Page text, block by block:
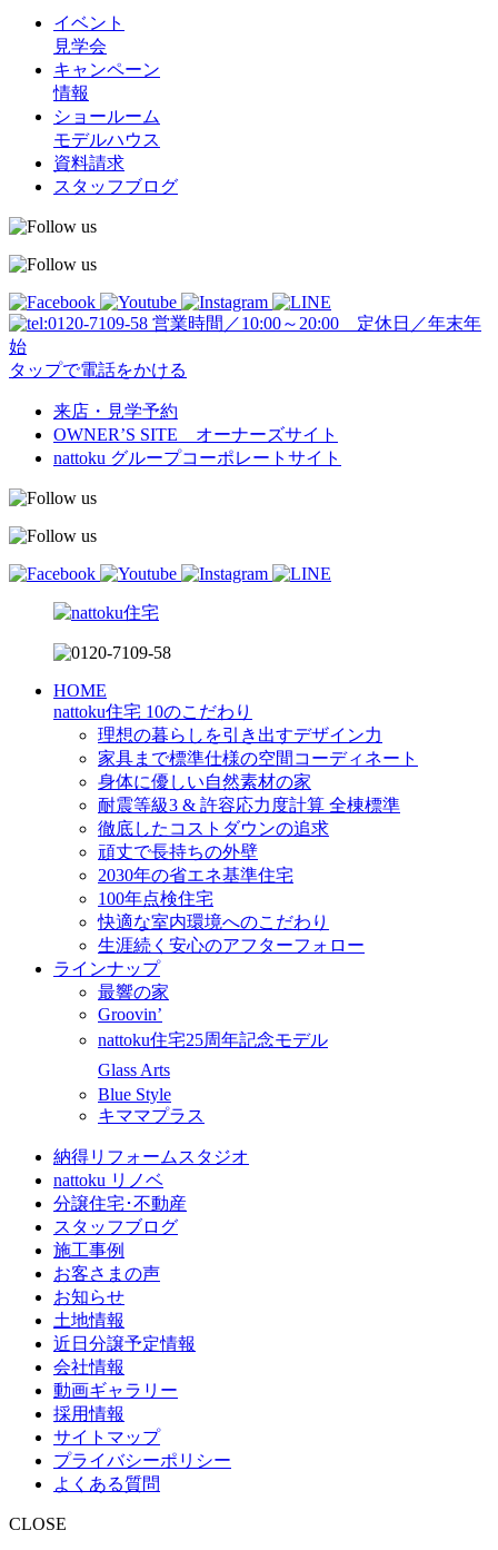
イベント
見学会
キャンペーン
情報
ショールーム
モデルハウス
資料請求
スタッフブログ
営業時間／10:00～20:00 定休日／年末年
始
タップで電話をかける
来店・見学予約
OWNER’S SITE オーナーズサイト
nattoku グループコーポレートサイト
HOME
nattoku住宅 10のこだわり
理想の暮らしを引き出すデザイン力
家具まで標準仕様の空間コーディネート
身体に優しい自然素材の家
耐震等級3 & 許容応力度計算 全棟標準
徹底したコストダウンの追求
頑丈で長持ちの外壁
2030年の省エネ基準住宅
100年点検住宅
快適な室内環境へのこだわり
生涯続く安心のアフターフォロー
ラインナップ
最響の家
Groovin’
nattoku住宅25周年記念モデル
Glass Arts
Blue Style
キママプラス
納得リフォームスタジオ
nattoku リノベ
分譲住宅･不動産
スタッフブログ
施工事例
お客さまの声
お知らせ
土地情報
近日分譲予定情報
会社情報
動画ギャラリー
採用情報
サイトマップ
プライバシーポリシー
よくある質問
CLOSE